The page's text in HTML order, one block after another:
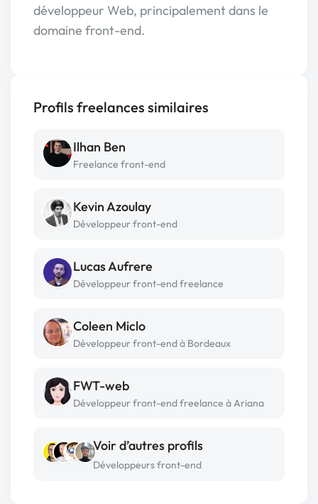
développeur Web, principalement dans le
domaine front-end.
Profils freelances similaires
Ilhan Ben
Freelance front-end
Kevin Azoulay
Développeur front-end
Lucas Aufrere
Développeur front-end freelance
Coleen Miclo
Développeur front-end à Bordeaux
FWT-web
Développeur front-end freelance à Ariana
Voir d’autres profils
Développeurs front-end